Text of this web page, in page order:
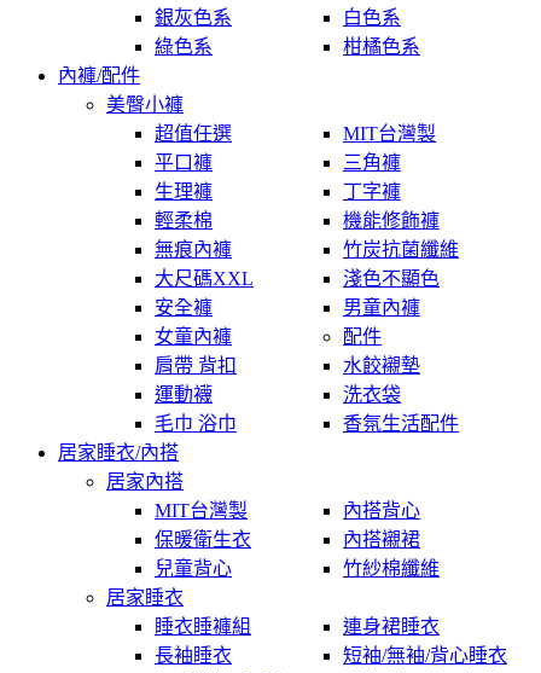
銀灰色系
白色系
綠色系
柑橘色系
內褲/配件
美臀小褲
超值任選
MIT台灣製
平口褲
三角褲
生理褲
丁字褲
輕柔棉
機能修飾褲
無痕內褲
竹炭抗菌纖維
大尺碼XXL
淺色不顯色
安全褲
男童內褲
女童內褲
配件
肩帶 背扣
水餃襯墊
運動襪
洗衣袋
毛巾 浴巾
香氛生活配件
居家睡衣/內搭
居家內搭
MIT台灣製
內搭背心
保暖衛生衣
內搭襯裙
兒童背心
竹紗棉纖維
居家睡衣
睡衣睡褲組
連身裙睡衣
長袖睡衣
短袖/無袖/背心睡衣